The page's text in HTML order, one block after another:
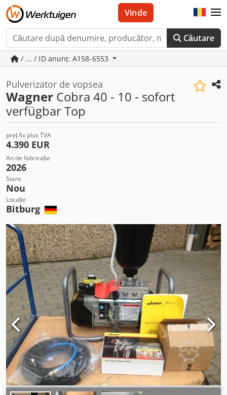
Căutare
Vinde
/ ... / ID anunț: A158-6553
Pulverizator de vopsea
Wagner Cobra 40 - 10 - sofort
verfügbar Top
preț fix plus TVA
4.390 EUR
An de fabricație
2026
Stare
Nou
Locație
Bitburg